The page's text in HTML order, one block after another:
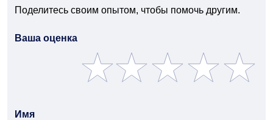
Поделитесь своим опытом, чтобы помочь другим.
Ваша оценка
Имя